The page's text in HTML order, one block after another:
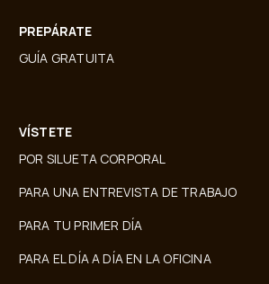
PREPÁRATE
GUÍA GRATUITA
VÍSTETE
POR SILUETA CORPORAL
PARA UNA ENTREVISTA DE TRABAJO
PARA TU PRIMER DÍA
PARA EL DÍA A DÍA EN LA OFICINA